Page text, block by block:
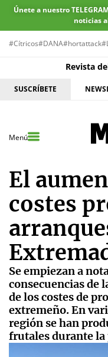
Únete a nuestro
noticias
#Cítricos#DANA#hortattack
Revista
SUSCRÍBETE
Menú
El
costes
Se empiezan a
consecuencias de
de los costes de
extremeño. En
región se han
frutales durante la